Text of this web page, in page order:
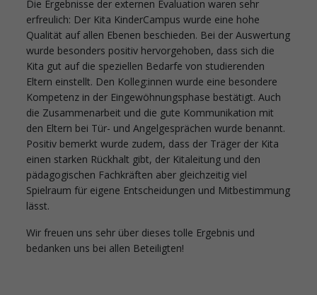
Die Ergebnisse der externen Evaluation waren sehr
erfreulich: Der Kita KinderCampus wurde eine hohe
Qualität auf allen Ebenen beschieden. Bei der Auswertung
wurde besonders positiv hervorgehoben, dass sich die
Kita gut auf die speziellen Bedarfe von studierenden
Eltern einstellt. Den Kolleg:innen wurde eine besondere
Kompetenz in der Eingewöhnungsphase bestätigt. Auch
die Zusammenarbeit und die gute Kommunikation mit
den Eltern bei Tür- und Angelgesprächen wurde benannt.
Positiv bemerkt wurde zudem, dass der Träger der Kita
einen starken Rückhalt gibt, der Kitaleitung und den
pädagogischen Fachkräften aber gleichzeitig viel
Spielraum für eigene Entscheidungen und Mitbestimmung
lässt.
Wir freuen uns sehr über dieses tolle Ergebnis und
bedanken uns bei allen Beteiligten!